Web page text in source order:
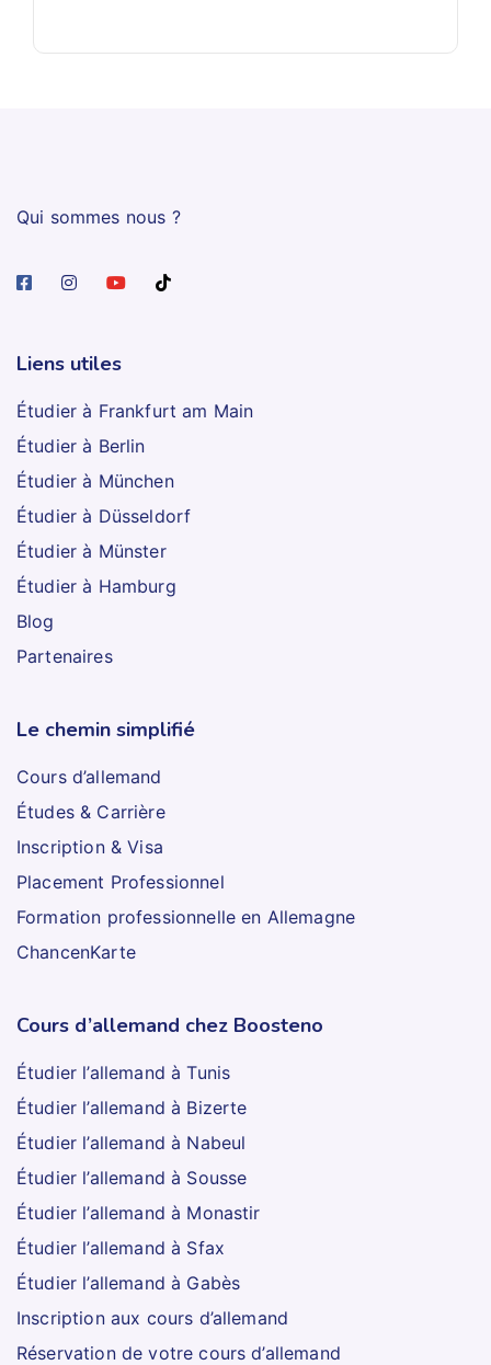
Qui sommes nous ?
Liens utiles
Étudier à Frankfurt am Main
Étudier à Berlin
Étudier à München
Étudier à Düsseldorf
Étudier à Münster
Étudier à Hamburg
Blog
Partenaires
Le chemin simplifié
Cours d’allemand
Études & Carrière
Inscription & Visa
Placement Professionnel
Formation professionnelle en Allemagne
ChancenKarte
Cours d’allemand chez Boosteno
Étudier l’allemand à Tunis
Étudier l’allemand à Bizerte
Étudier l’allemand à Nabeul
Étudier l’allemand à Sousse
Étudier l’allemand à Monastir
Étudier l’allemand à Sfax
Étudier l’allemand à Gabès
Inscription aux cours d’allemand
Réservation de votre cours d’allemand